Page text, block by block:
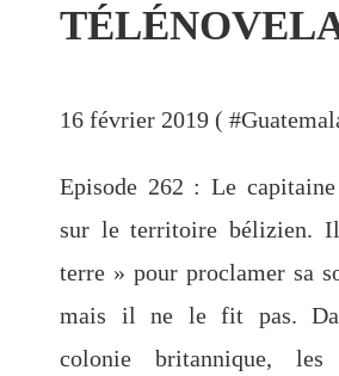
16 février 2019 ( #
Episode 262 : Le
sur le territoire bélizien.
terre » pour proclamer sa
mais il ne le fit pas.
colonie britannique,